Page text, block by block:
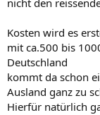
nicht den
Kosten wird es
mit ca.500 bis
Deutschland
kommt da schon
Ausland ganz zu
Hierfür natürlich